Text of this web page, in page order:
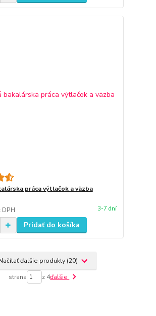
práca výtlačok a väzba
DPH 3-7 dní
Pridať do košíka
ďalšie produkty (20)
strana z 4ďalšie